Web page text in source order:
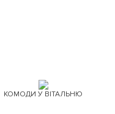
КОМОДИ У ВІТАЛЬНЮ